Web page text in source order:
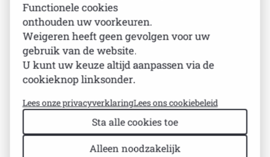
Aan toevoegen
BESCHRIJVING SPECIFICATIES
Functionele cookies
onthouden uw voorkeuren.
Weigeren heeft geen gevolgen voor uw
gebruik van de website.
U kunt uw keuze altijd aanpassen via de
cookieknop linksonder.
Lees onze privacyverklaringLees ons cookiebeleid
Sta alle cookies toe
Alleen noodzakelijk